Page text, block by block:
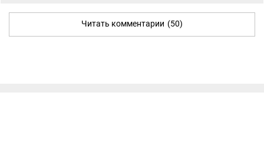
Читать комментарии (50)